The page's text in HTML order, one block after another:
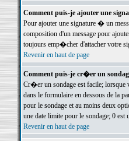
Comment puis-je ajouter une
Pour ajouter une signature � un
composition d'un message pour
toujours emp�cher d'attacher votre
Revenir en haut de page
Comment puis-je cr�er un
Cr�er un sondage est facile; lorsque
dans le formulaire en dessous de la
pour le sondage et au moins deux
une date limite pour le sondage; 0
Revenir en haut de page